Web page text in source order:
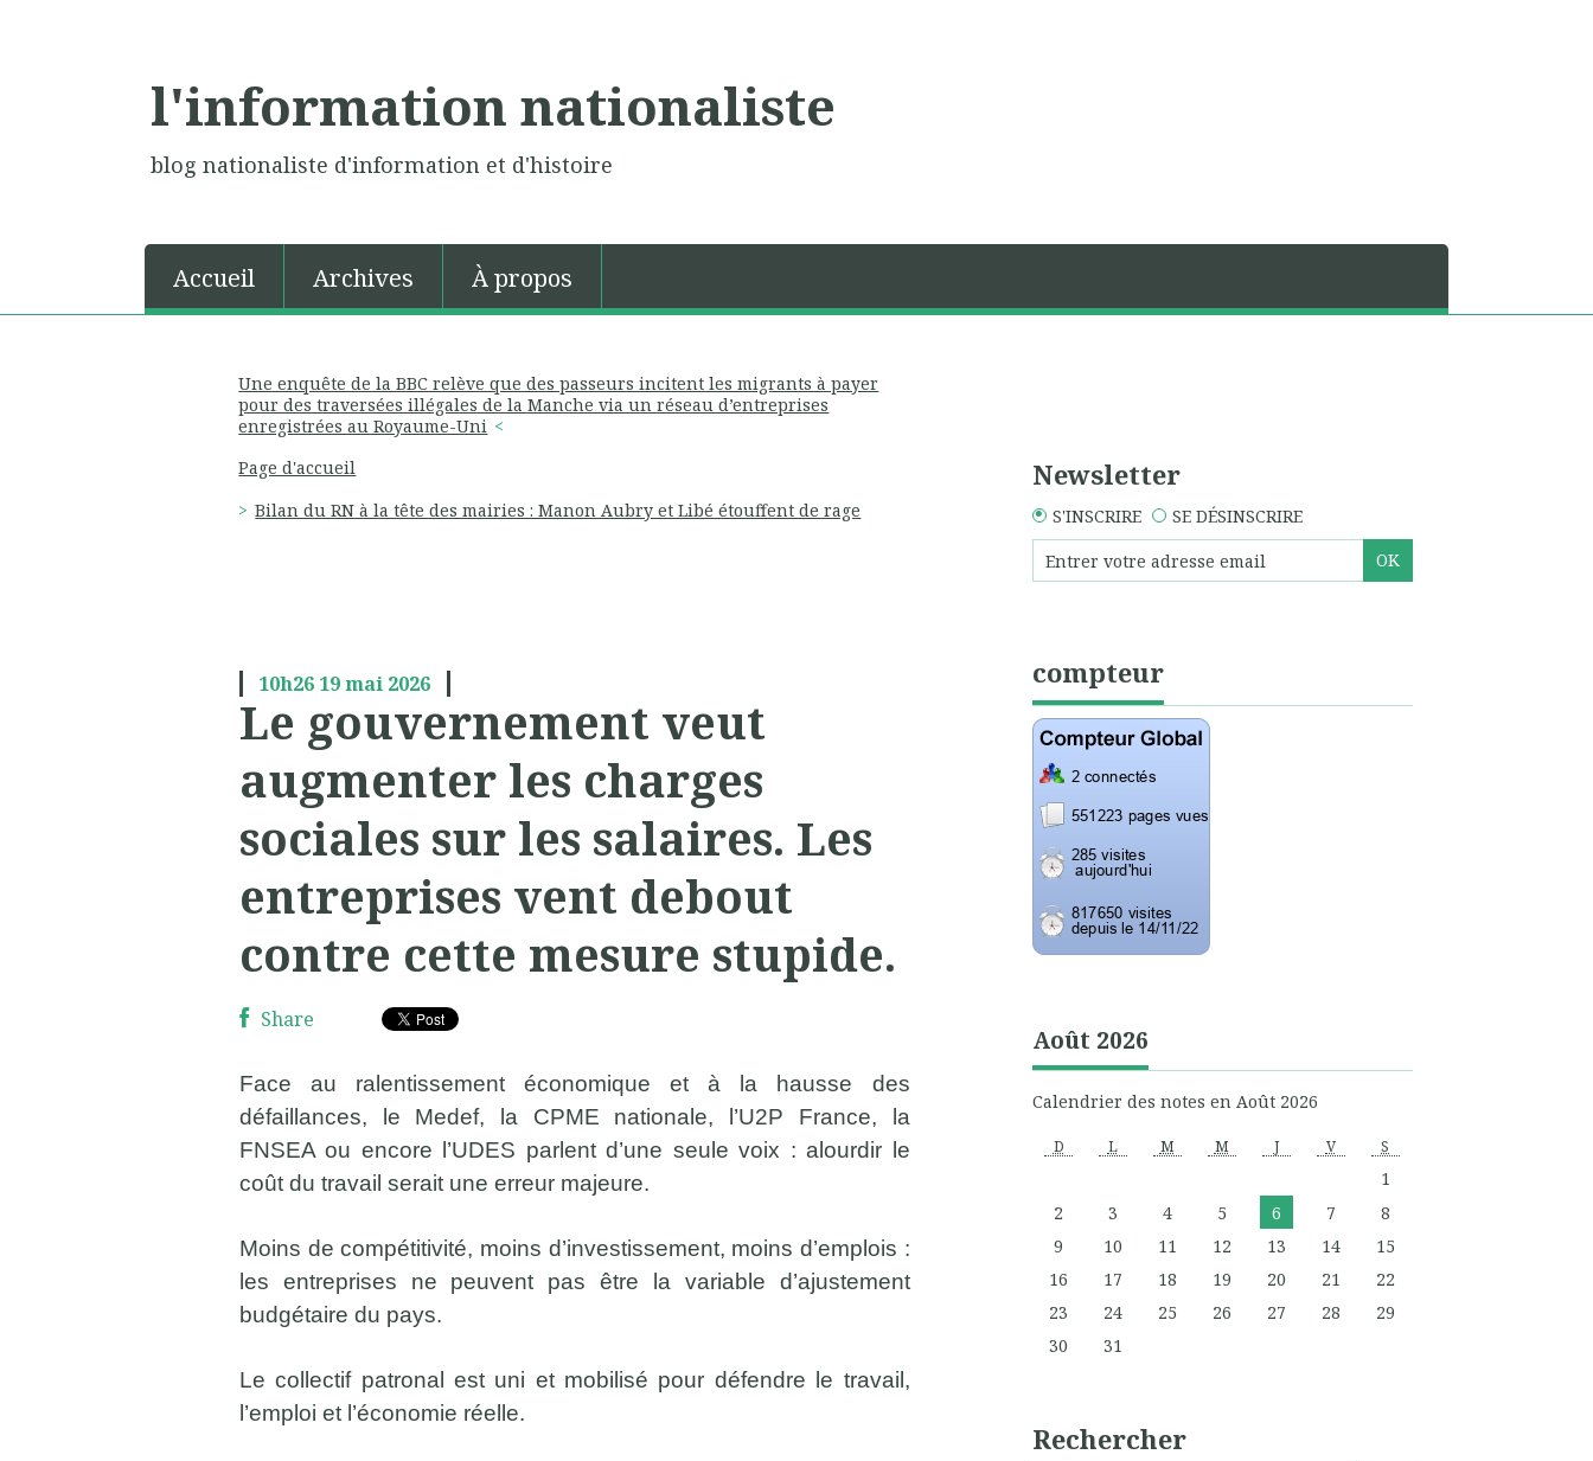
l'information nationaliste
blog nationaliste d'information et d'histoire
Accueil Archives À propos
Une enquête de la BBC relève que des passeurs incitent les migrants à payer
pour des traversées illégales de la Manche via un réseau d’entreprises
enregistrées au Royaume-Uni
Page d'accueil
Bilan du RN à la tête des mairies : Manon Aubry et Libé étouffent de rage
10h26 19mai 2026
Le gouvernement veut
augmenter les charges
sociales sur les salaires. Les
entreprises vent debout
contre cette mesure stupide.
Share
Face au ralentissement économique et à la hausse des
défaillances, le Medef, la CPME nationale, l’U2P France, la
FNSEA ou encore l’UDES parlent d’une seule voix : alourdir le
coût du travail serait une erreur majeure.
Moins de compétitivité, moins d’investissement, moins d’emplois :
les entreprises ne peuvent pas être la variable d’ajustement
budgétaire du pays.
Le collectif patronal est uni et mobilisé pour défendre le travail,
l’emploi et l’économie réelle.
Newsletter
S'INSCRIRE SE DÉSINSCRIRE
compteur
Août 2026
Calendrier des notes en Août 2026
D L M M J V S
1
2
3 4 5 6 7
8
9
10 11 12 13 14
15
16
17 18 19 20 21
22
23
24 25 26 27 28
29
30
31
Rechercher